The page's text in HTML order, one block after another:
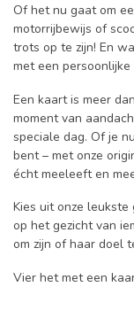
Of het nu gaat om
motorrijbewijs of
trots op te zijn! En
met een persoonlijke
Een kaart is meer
moment van
speciale dag. Of je
bent – met onze
écht meeleeft en
Kies uit onze
op het gezicht van
om zijn of haar doel
Vier het met een